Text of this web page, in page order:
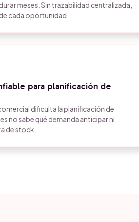
meses. Sin trazabilidad centralizada,
cada oportunidad.
para planificación de
dificulta la planificación de
no sabe qué demanda anticipar ni
de stock.